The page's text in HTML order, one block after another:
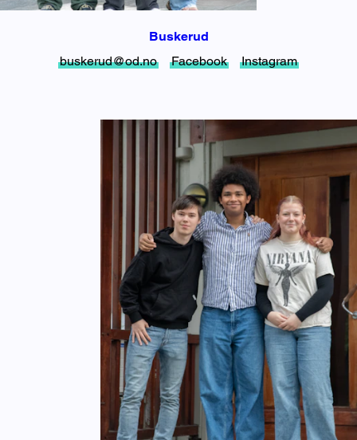
Buskerud
buskerud@od.no
Facebook Instagram